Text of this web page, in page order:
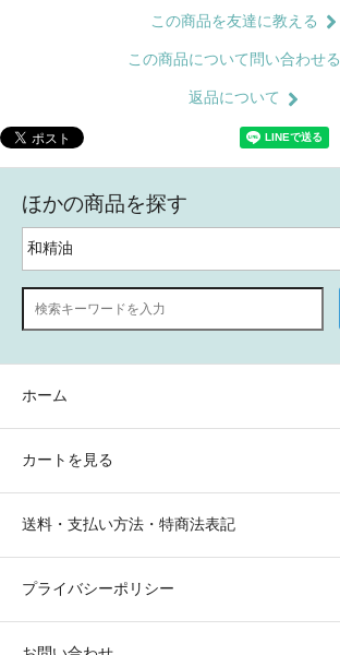
この商品を友達に教える
この商品について問い合わせる
返品について
ほかの商品を探す
ホーム
カートを見る
送料・支払い方法・特商法表記
プライバシーポリシー